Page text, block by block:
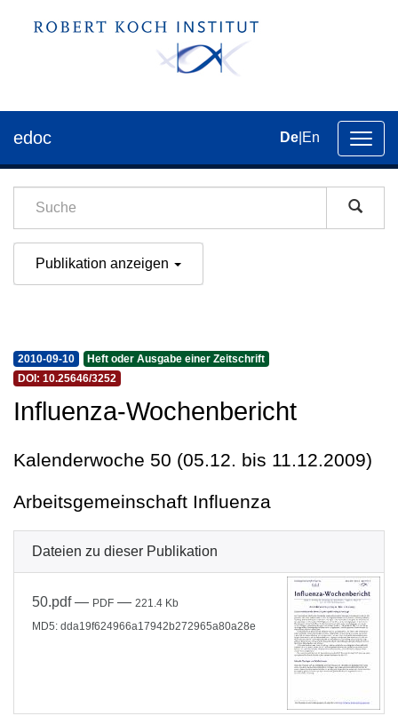
der
edoc De En
Publikation anzeigen
2010-09-10
Heft oder Ausgabe einer Zeitschrift
DOI: 10.25646/3252
Influenza-Wochenbericht
Kalenderwoche 50 (05.12. bis 11.12.2009)
Arbeitsgemeinschaft Influenza
Dateien zu dieser Publikation
50.pdf— PDF — 221.4 Kb
MD5: dda19f624966a17942b272965a80a28e